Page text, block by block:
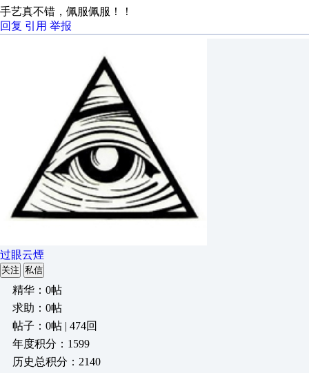
手艺真不错，佩服佩服！！
回复 引用 举报
过眼云煙
关注 私信
精华：0帖
求助：0帖
帖子：0帖 | 474回
年度积分：1599
历史总积分：2140